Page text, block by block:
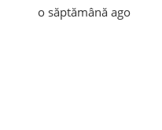
o săptămână ago